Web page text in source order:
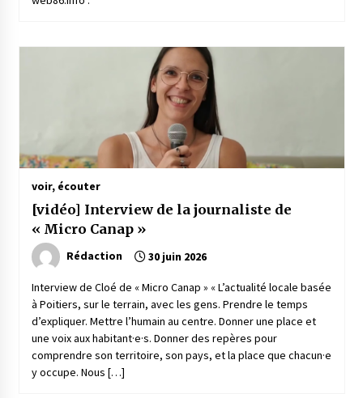
voir, écouter
[vidéo] Interview de la journaliste de
« Micro Canap »
Rédaction 30 juin 2026
Interview de Cloé de « Micro Canap » « L’actualité locale basée
à Poitiers, sur le terrain, avec les gens. Prendre le temps
d’expliquer. Mettre l’humain au centre. Donner une place et
une voix aux habitant·e·s. Donner des repères pour
comprendre son territoire, son pays, et la place que chacun·e
y occupe. Nous […]